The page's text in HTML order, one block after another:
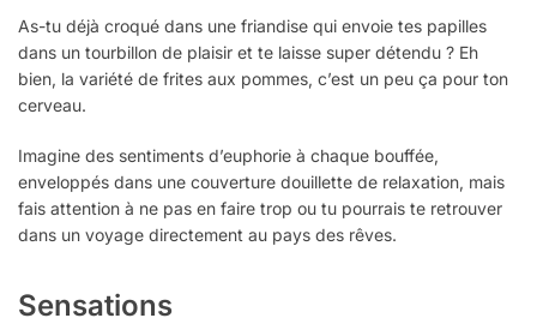
As-tu déjà croqué dans une friandise qui envoie tes papilles
dans un tourbillon de plaisir et te laisse super détendu ? Eh
bien, la variété de frites aux pommes, c’est un peu ça pour ton
cerveau.
Imagine des sentiments d’euphorie à chaque bouffée,
enveloppés dans une couverture douillette de relaxation, mais
fais attention à ne pas en faire trop ou tu pourrais te retrouver
dans un voyage directement au pays des rêves.
Sensations